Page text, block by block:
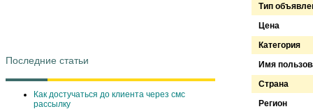
Последние статьи
Как достучаться до клиента через смс
рассылку
Тип
Цена
Категория
Имя
Страна
Регион